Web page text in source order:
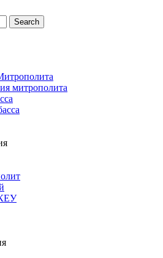
митрополита